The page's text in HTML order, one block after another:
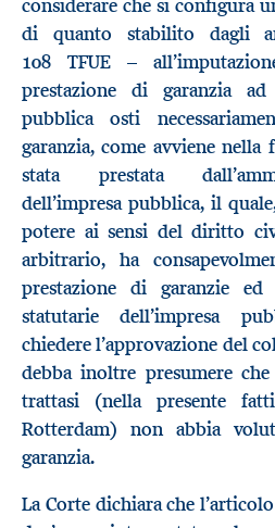
considerare che si configura
di quanto stabilito dagli
108 TFUE –
prestazione di garanzia
pubblica osti
garanzia, come avviene nella
stata prestata
dell’impresa pubblica, il
potere ai sensi del diritto
arbitrario, ha
prestazione di garanzie
statutarie dell’impresa
chiedere l’approvazione del
debba inoltre presumere
trattasi (nella presente
Rotterdam) non abbia
garanzia.
La Corte dichiara che